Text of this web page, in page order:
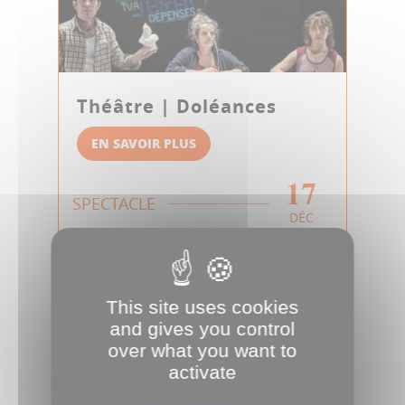
Théâtre | Doléances
EN SAVOIR PLUS
SPECTACLE 17
DÉC
This site uses cookies
and gives you control
over what you want to
activate